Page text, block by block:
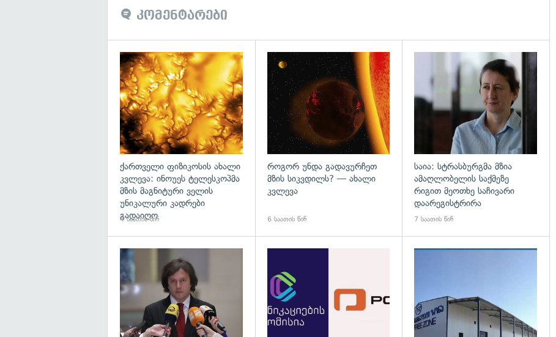
კომენტარები
გადახედვა
ქართველი ფიზიკოსის ახალი
კვლევა: ინოუეს ტელესკოპმა
მზის მაგნიტური ველის
უნიკალური კადრები
გადაიღო
4 საათის წინ
როგორ უნდა გადავურჩეთ
მზის სიკვდილს? — ახალი
კვლევა
6 საათის წინ
საია: სტრასბურგმა მზია
ამაღლობელის საქმეზე
რიგით მეოთხე საჩივარი
დაარეგისტრირა
7 საათის წინ